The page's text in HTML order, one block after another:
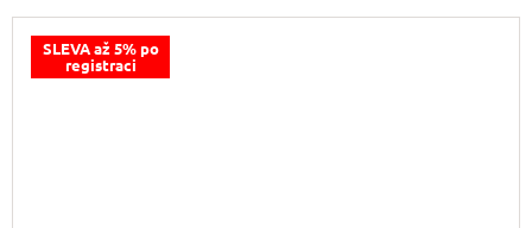
SLEVA až 5% po
registraci